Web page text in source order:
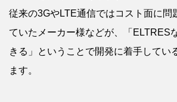
従来の3GやLTE通信ではコスト面に問
ていたメーカー様などが、「ELTRES
きる」ということで開発に着手してい
ます。